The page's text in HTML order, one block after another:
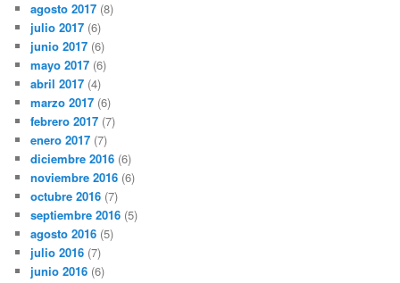
agosto 2017 (8)
julio 2017 (6)
junio 2017 (6)
mayo 2017 (6)
abril 2017 (4)
marzo 2017 (6)
febrero 2017 (7)
enero 2017 (7)
diciembre 2016 (6)
noviembre 2016 (6)
octubre 2016 (7)
septiembre 2016 (5)
agosto 2016 (5)
julio 2016 (7)
junio 2016 (6)